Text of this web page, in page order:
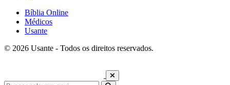
Bíblia Online
Médicos
Usante
© 2026 Usante - Todos os direitos reservados.